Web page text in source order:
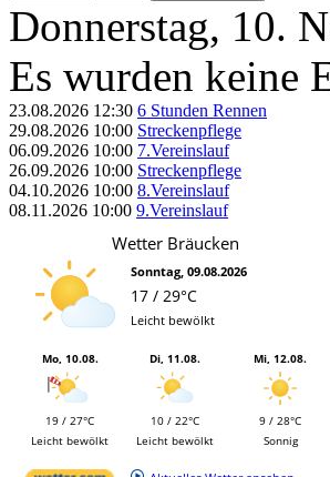
Donnerstag, 10.
Es wurden keine
23.08.2026 12:30 6 Stunden Rennen
29.08.2026 10:00 Streckenpflege
06.09.2026 10:00 7.Vereinslauf
26.09.2026 10:00 Streckenpflege
04.10.2026 10:00 8.Vereinslauf
08.11.2026 10:00 9.Vereinslauf
Wetter Bräucken
Sonntag, 09.08.2026
17 / 29°C
Leicht bewölkt
Mo, 10.08.
19 / 27°C
Leicht bewölkt
Di, 11.08.
10 / 22°C
Leicht bewölkt
Mi, 12.08.
9 / 28°C
Sonnig